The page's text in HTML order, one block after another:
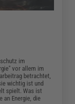
im
vor allem im
betrachtet,
wichtig ist und
spielt. Was ist
an Energie, die